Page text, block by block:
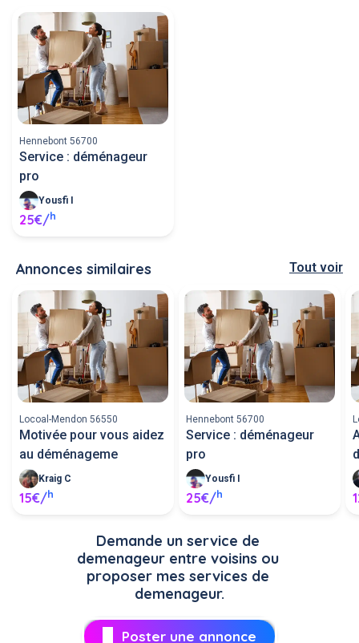
Hennebont 56700
Service : déménageur
pro
Yousfi I
25€/h
Annonces similaires Tout voir
Locoal-Mendon 56550
Motivée pour vous aidez
au déménageme
Kraig C
15€/h
Hennebont 56700
Service : déménageur
pro
Yousfi I
25€/h
Demande un service de
demenageur entre voisins ou
proposer mes services de
demenageur.
Poster une annonce